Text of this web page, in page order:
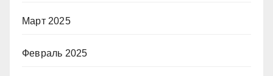
Март 2025
Февраль 2025